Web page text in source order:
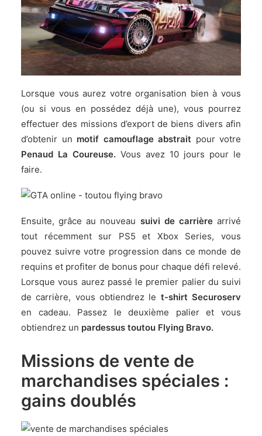
Lorsque vous aurez votre organisation bien à vous
(ou si vous en possédez déjà une), vous pourrez
effectuer des missions d’export de biens divers afin
d’obtenir un motif camouflage abstrait pour votre
Penaud La Coureuse. Vous avez 10 jours pour le
faire.
Ensuite, grâce au nouveau suivi de carrièrearrivé
tout récemment sur PS5 et Xbox Series, vous
pouvez suivre votre progression dans ce monde de
requins et profiter de bonus pour chaque défi relevé.
Lorsque vous aurez passé le premier palier du suivi
de carrière, vous obtiendrez le t-shirt Securoserv
en cadeau. Passez le deuxième palier et vous
obtiendrez un pardessus toutou Flying Bravo.
Missions de vente de
marchandises spéciales :
gains doublés